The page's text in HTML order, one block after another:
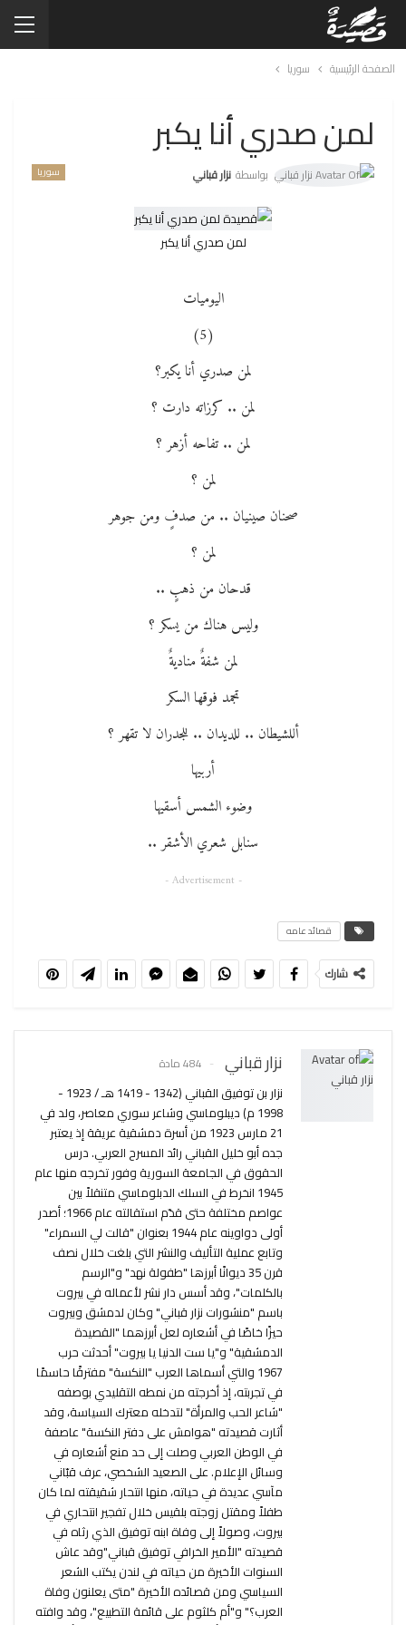
الصفحة الرئيسية سوريا
لمن صدري أنا يكبر
سوريا بواسطة نزار قباني
لمن صدري أنا يكبر
اليوميات
(5)
لمن صدري أنا يكبر؟
لمن .. كرزاته دارت ؟
لمن .. تفاحه أزهر ؟
لمن ؟
صحنان صينيان .. من صدفٍ ومن جوهر
لمن ؟
قدحان من ذهبٍ ..
وليس هناك من يسكر ؟
لمن شفةٌ مناديةٌ
تجمد فوقها السكر
أللشيطان .. للديدان .. للجدران لا تقهر ؟
أربيها
وضوء الشمس أسقيها
سنابل شعري الأشقر ..
- Advertisement -
قصائد عامه
شارك
نزار قباني 484 مادة
نزار بن توفيق القباني (1342 - 1419 هـ / 1923 -
1998 م) ديبلوماسي وشاعر سوري معاصر، ولد في
21 مارس 1923 من أسرة دمشقية عريقة إذ يعتبر
جده أبو خليل القباني رائد المسرح العربي. درس
الحقوق في الجامعة السورية وفور تخرجه منها عام
1945 انخرط في السلك الدبلوماسي متنقلاً بين
عواصم مختلفة حتى قدّم استقالته عام 1966؛ أصدر
أولى دواوينه عام 1944 بعنوان "قالت لي السمراء"
وتابع عملية التأليف والنشر التي بلغت خلال نصف
قرن 35 ديوانًا أبرزها "طفولة نهد" و"الرسم
بالكلمات"، وقد أسس دار نشر لأعماله في بيروت
باسم "منشورات نزار قباني" وكان لدمشق وبيروت
حيزًا خاصًا في أشعاره لعل أبرزهما "القصيدة
الدمشقية" و"يا ست الدنيا يا بيروت" أحدثت حرب
1967 والتي أسماها العرب "النكسة" مفترقًا حاسمًا
في تجربته، إذ أخرجته من نمطه التقليدي بوصفه
"شاعر الحب والمرأة" لتدخله معترك السياسة، وقد
أثارت قصيدته "هوامش على دفتر النكسة" عاصفة
في الوطن العربي وصلت إلى حد منع أشعاره في
وسائل الإعلام. على الصعيد الشخصي، عرف قبّاني
مآسي عديدة في حياته، منها انتحار شقيقته لما كان
طفلاً ومقتل زوجته بلقيس خلال تفجير انتحاري في
بيروت، وصولاً إلى وفاة ابنه توفيق الذي رثاه في
قصيدته "الأمير الخرافي توفيق قباني"وقد عاش
السنوات الأخيرة من حياته في لندن يكتب الشعر
السياسي ومن قصائده الأخيرة "متى يعلنون وفاة
العرب؟" و"أم كلثوم على قائمة التطبيع"، وقد وافته